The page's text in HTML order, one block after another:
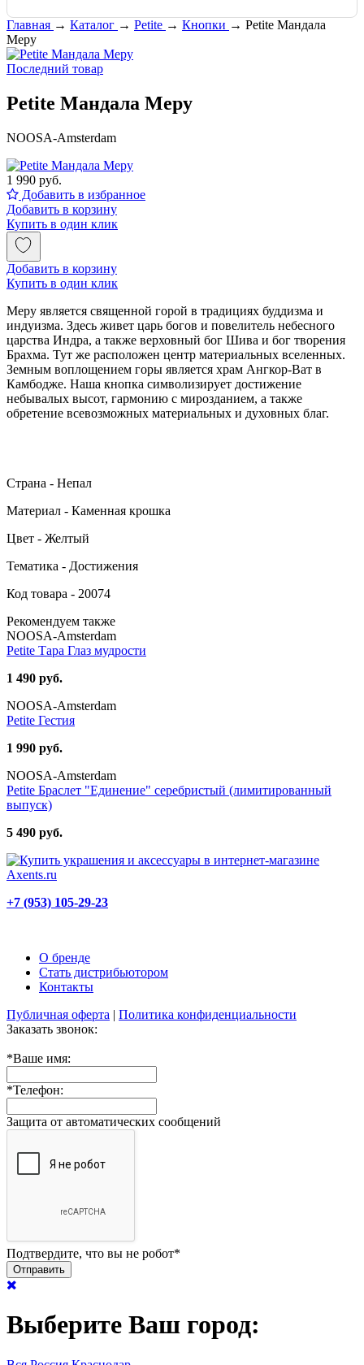
Главная → Каталог → Petite → Кнопки → Petite Мандала
Меру
Последний товар
Petite Мандала Меру
NOOSA-Amsterdam
1 990 руб.
Добавить в избранное
Добавить в корзину
Купить в один клик
Добавить в корзину
Купить в один клик
Меру является священной горой в традициях буддизма и
индуизма. Здесь живет царь богов и повелитель небесного
царства Индра, а также верховный бог Шива и бог творения
Брахма. Тут же расположен центр материальных вселенных.
Земным воплощением горы является храм Ангкор-Ват в
Камбодже. Наша кнопка символизирует достижение
небывалых высот, гармонию с мирозданием, а также
обретение всевозможных материальных и духовных благ.
Страна - Непал
Материал - Каменная крошка
Цвет - Желтый
Тематика - Достижения
Код товара - 20074
Рекомендуем также
NOOSA-Amsterdam
Petite Тара Глаз мудрости
1 490 руб.
NOOSA-Amsterdam
Petite Гестия
1 990 руб.
NOOSA-Amsterdam
Petite Браслет "Единение" серебристый (лимитированный
выпуск)
5 490 руб.
+7 (953) 105-29-23
О бренде
Стать дистрибьютором
Контакты
Публичная оферта | Политика конфиденциальности
Заказать звонок:
*Ваше имя:
*Телефон:
Защита от автоматических сообщений
Подтвердите, что вы не робот*
Выберите Ваш город: